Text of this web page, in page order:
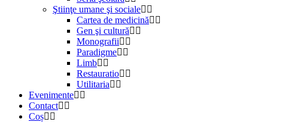
Ştiinţe umane şi sociale
Cartea de medicină
Gen şi cultură
Monografii
Paradigme
Limb
Restauratio
Utilitaria
Evenimente
Contact
Coș